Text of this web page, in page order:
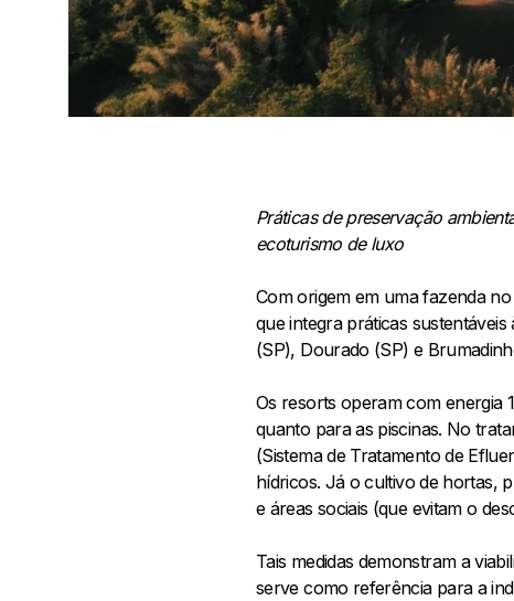
Práticas de preservação
ecoturismo de luxo
Com origem em uma fazenda
que integra práticas
(SP), Dourado (SP) e
Os resorts operam com energia
quanto para as piscinas. No
(Sistema de Tratamento de
hídricos. Já o cultivo de hortas,
e áreas sociais (que evitam o
Tais medidas demonstram a
serve como referência para a